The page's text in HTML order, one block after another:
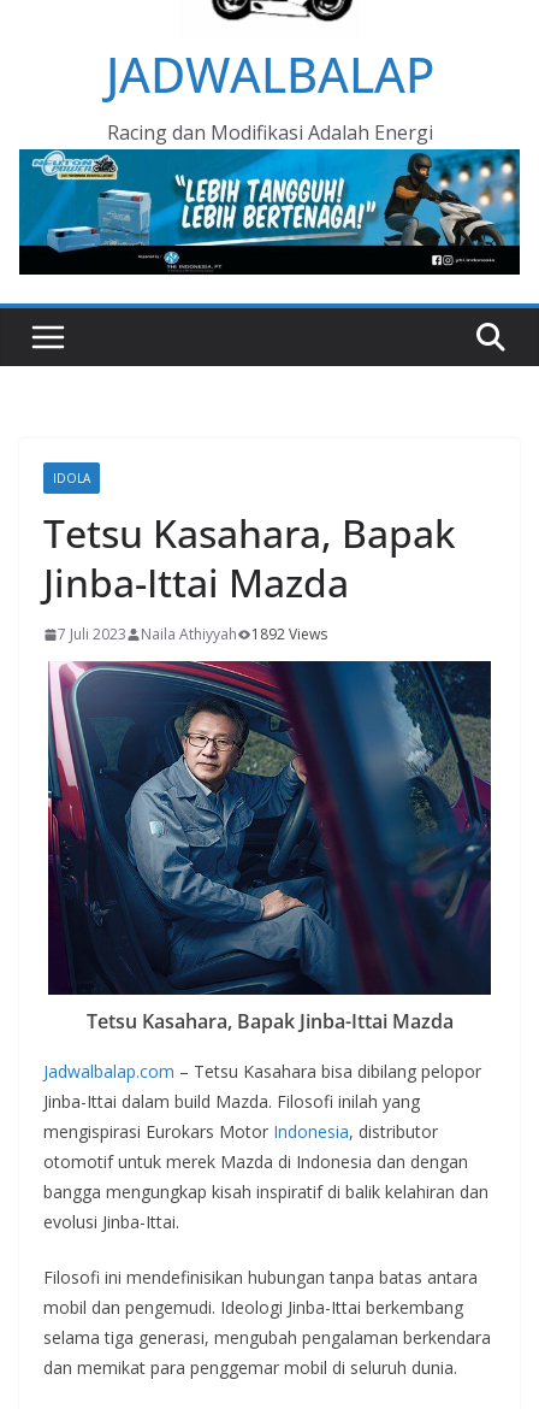
JADWALBALAP
Racing dan Modifikasi Adalah Energi
IDOLA
Tetsu Kasahara, Bapak
Jinba-Ittai Mazda
7 Juli 2023 Naila Athiyyah 1892 Views
Tetsu Kasahara, Bapak Jinba-Ittai Mazda
Jadwalbalap.com – Tetsu Kasahara bisa dibilang pelopor
Jinba-Ittai dalam build Mazda. Filosofi inilah yang
mengispirasi Eurokars Motor Indonesia, distributor
otomotif untuk merek Mazda di Indonesia dan dengan
bangga mengungkap kisah inspiratif di balik kelahiran dan
evolusi Jinba-Ittai.
Filosofi ini mendefinisikan hubungan tanpa batas antara
mobil dan pengemudi. Ideologi Jinba-Ittai berkembang
selama tiga generasi, mengubah pengalaman berkendara
dan memikat para penggemar mobil di seluruh dunia.